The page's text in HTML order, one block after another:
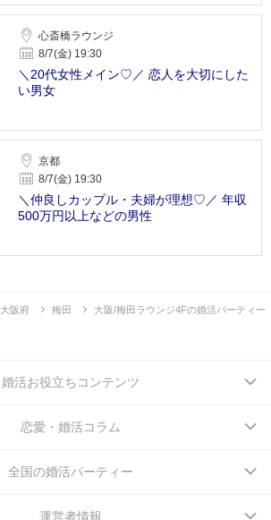
心斎橋ラウンジ
8/7(金) 19:30
＼20代女性メイン♡／ 恋人を大切にした
い男女
京都
8/7(金) 19:30
＼仲良しカップル・夫婦が理想♡／ 年収
500万円以上などの男性
大阪府 梅田 大阪/梅田ラウンジ4Fの婚活パーティー
婚活お役立ちコンテンツ
恋愛・婚活コラム
全国の婚活パーティー
運営者情報